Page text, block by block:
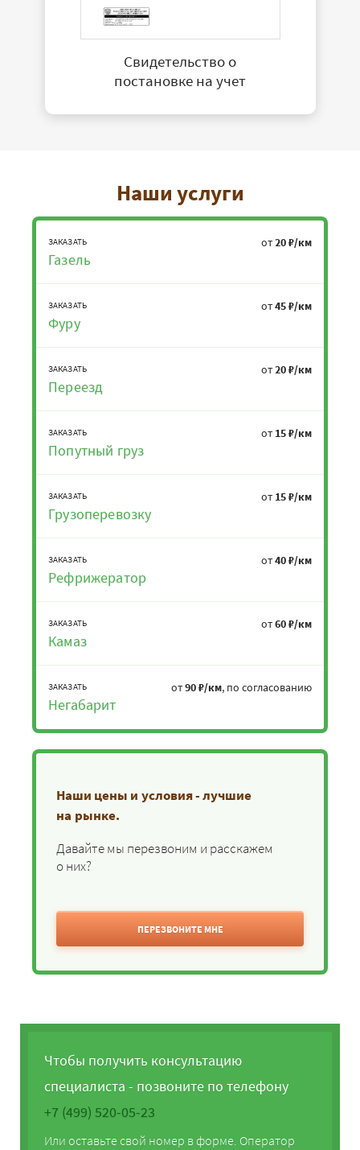
Свидетельство о
постановке на учет
Наши услуги
ЗАКАЗАТЬ
Газель
от20 ₽/км
ЗАКАЗАТЬ
Фуру
от45 ₽/км
ЗАКАЗАТЬ
Переезд
от20 ₽/км
ЗАКАЗАТЬ
Попутный груз
от 15 ₽/км
ЗАКАЗАТЬ
Грузоперевозку
от 15 ₽/км
ЗАКАЗАТЬ
Рефрижератор
от40 ₽/км
ЗАКАЗАТЬ
Камаз
от60 ₽/км
ЗАКАЗАТЬ
Негабарит
от90 ₽/км, по согласованию
Наши цены и условия - лучшие
на рынке.
Давайте мы перезвоним и расскажем
о них?
ПЕРЕЗВОНИТЕ МНЕ
Чтобы получить консультацию
специалиста - позвоните по телефону
+7 (499) 520-05-23
Или оставьте свой номер в форме. Оператор